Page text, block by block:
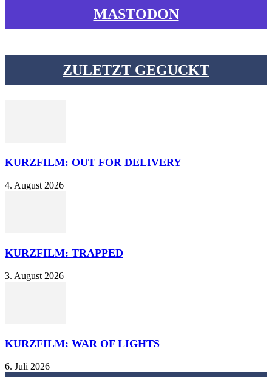
MASTODON
ZULETZT GEGUCKT
KURZFILM: OUT FOR DELIVERY
4. August 2026
KURZFILM: TRAPPED
3. August 2026
KURZFILM: WAR OF LIGHTS
6. Juli 2026